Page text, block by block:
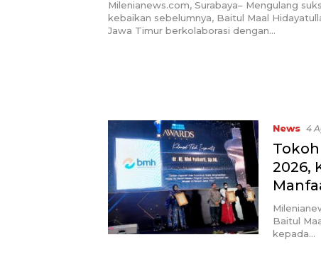
untuk Dukung Pendidikan
Guru Honorer
Milenianews.com, Surabaya– Mengulang
kebaikan sebelumnya, Baitul Maal
Jawa Timur berkolaborasi dengan…
News 4
2026,
Baitul
kepada…